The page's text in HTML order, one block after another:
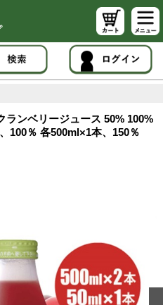
ランベリージュース 50% 100%
100％ 各500ml×1本、150％